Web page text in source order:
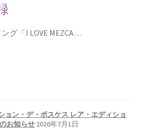
グ「I LOVE MEZCA…
ョン・デ・ボスケス レア・エディショ
お知らせ 2026年7月1日